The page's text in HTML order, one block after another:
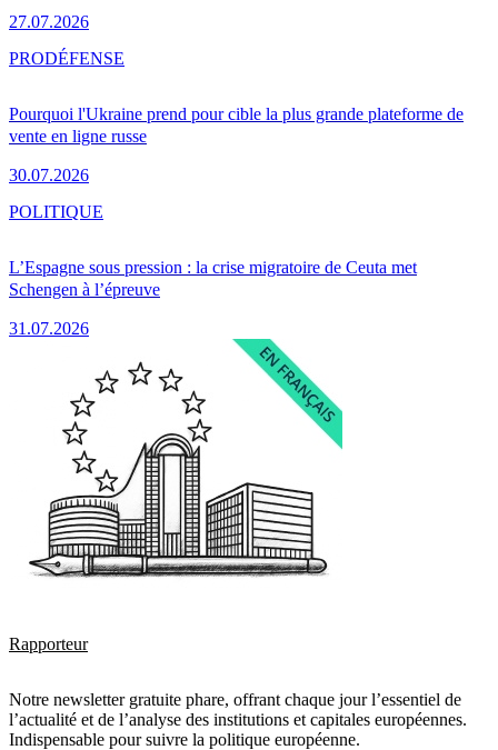
27.07.2026
Pourquoi l'Ukraine prend pour cible la plus grande plateforme de
vente en ligne russe
30.07.2026
PRODÉFENSE
L’Espagne sous pression : la crise migratoire de Ceuta met
Schengen à l’épreuve
31.07.2026
POLITIQUE
Rapporteur
Notre newsletter gratuite phare, offrant chaque jour l’essentiel de
l’actualité et de l’analyse des institutions et capitales européennes.
Indispensable pour suivre la politique européenne.